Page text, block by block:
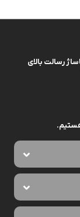
رسالت بالای